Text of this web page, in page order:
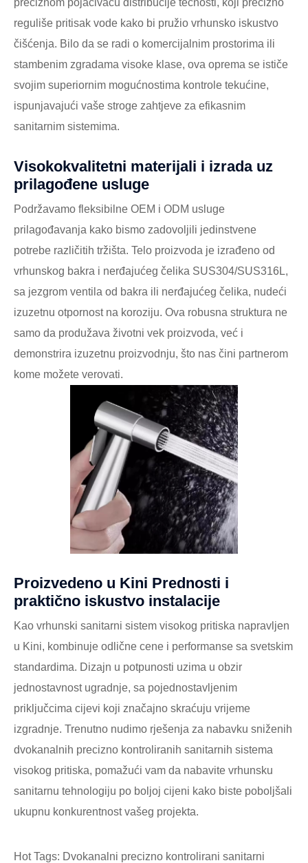
preciznom pojačivaču distribucije tečnosti, koji precizno
reguliše pritisak vode kako bi pružio vrhunsko iskustvo
čišćenja. Bilo da se radi o komercijalnim prostorima ili
stambenim zgradama visoke klase, ova oprema se ističe
svojim superiornim mogućnostima kontrole tekućine,
ispunjavajući vaše stroge zahtjeve za efikasnim
sanitarnim sistemima.
Visokokvalitetni materijali i izrada uz
prilagođene usluge
Podržavamo fleksibilne OEM i ODM usluge
prilagođavanja kako bismo zadovoljili jedinstvene
potrebe različitih tržišta. Telo proizvoda je izrađeno od
vrhunskog bakra i nerđajućeg čelika SUS304/SUS316L,
sa jezgrom ventila od bakra ili nerđajućeg čelika, nudeći
izuzetnu otpornost na koroziju. Ova robusna struktura ne
samo da produžava životni vek proizvoda, već i
demonstrira izuzetnu proizvodnju, što nas čini partnerom
kome možete verovati.
Proizvedeno u Kini Prednosti i
praktično iskustvo instalacije
Kao vrhunski sanitarni sistem visokog pritiska napravljen
u Kini, kombinuje odlične cene i performanse sa svetskim
standardima. Dizajn u potpunosti uzima u obzir
jednostavnost ugradnje, sa pojednostavljenim
priključcima cijevi koji značajno skraćuju vrijeme
izgradnje. Trenutno nudimo rješenja za nabavku sniženih
dvokanalnih precizno kontroliranih sanitarnih sistema
visokog pritiska, pomažući vam da nabavite vrhunsku
sanitarnu tehnologiju po boljoj cijeni kako biste poboljšali
ukupnu konkurentnost vašeg projekta.
Hot Tags: Dvokanalni precizno kontrolirani sanitarni